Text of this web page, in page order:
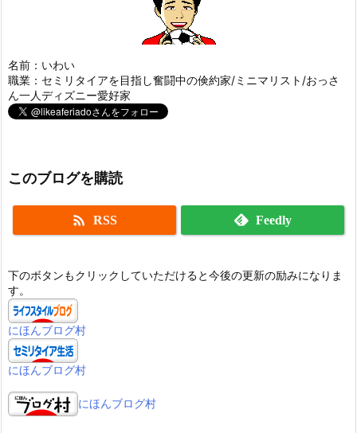
名前：いわい
職業：セミリタイアを目指し奮闘中の倹約家/ミニマリスト/おっさ
ん一人ディズニー愛好家
このブログを購読
 RSS Feedly
下のボタンもクリックしていただけると今後の更新の励みになりま
す。
にほんブログ村
にほんブログ村
にほんブログ村